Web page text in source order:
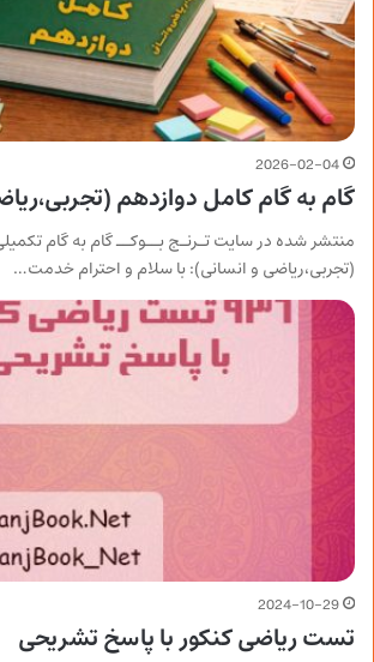
2026-02-04
گام به گام کامل دوازدهم
منتشر شده در سایت تـرنـج بــوکــ گام به گام
(تجربی،ریاضی و انسانی): با سلام و احترام خدمت…
2024-10-29
تست ریاضی کنکور با پاسخ تشریحی